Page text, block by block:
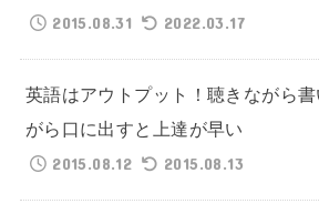
2015.08.31
2022.03.17
英語はアウトプット！聴きながら
がら口に出すと上達が早い
2015.08.12
2015.08.13